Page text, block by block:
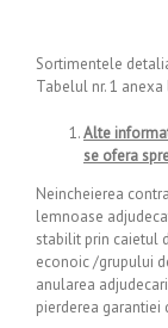
Sortimentele
Tabelul nr. 1
Alte
se ofera
Neincheierea
lemnoase
stabilit prin caietul
econoic /grupului
anularea
pierderea garantiei